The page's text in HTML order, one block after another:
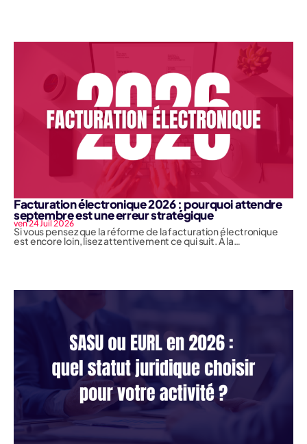
Facturation électronique 2026 : pourquoi attendre
septembre est une erreur stratégique
ven 24 Juil 2026
Si vous pensez que la réforme de la facturation électronique
est encore loin, lisez attentivement ce qui suit. À la…